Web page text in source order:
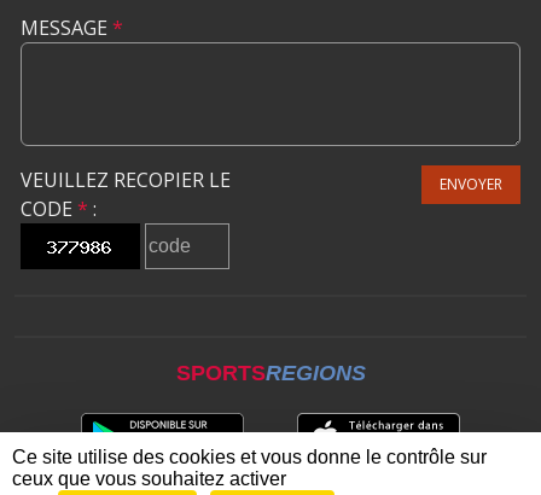
MESSAGE *
VEUILLEZ RECOPIER LE
CODE * :
ENVOYER
SPORTSREGIONS
Ce site utilise des cookies et vous donne le contrôle sur
ceux que vous souhaitez activer